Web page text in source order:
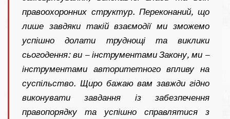
правоохоронних структур. Переконаний, що
лише завдяки такій взаємодії ми зможемо
успішно долати труднощі та виклики
сьогодення: ви – інструментами Закону, ми –
інструментами авторитетного впливу на
суспільство. Щиро бажаю вам завжди гідно
виконувати завдання із забезпечення
правопорядку та успішно справлятися з